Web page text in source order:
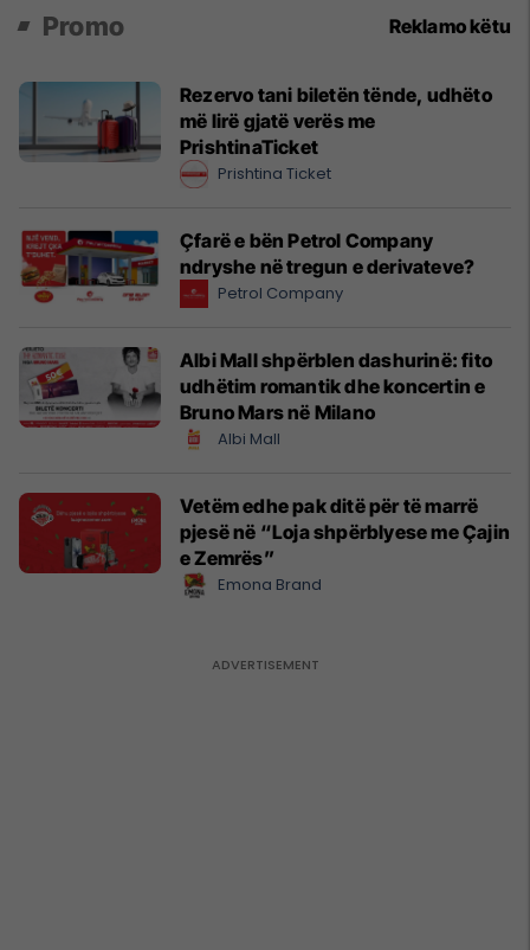
Promo Reklamo këtu
Rezervo tani biletën tënde, udhëto
më lirë gjatë verës me
PrishtinaTicket
Prishtina Ticket
Çfarë e bën Petrol Company
ndryshe në tregun e derivateve?
Petrol Company
Albi Mall shpërblen dashurinë: fito
udhëtim romantik dhe koncertin e
Bruno Mars në Milano
Albi Mall
Vetëm edhe pak ditë për të marrë
pjesë në “Loja shpërblyese me Çajin
e Zemrës”
Emona Brand